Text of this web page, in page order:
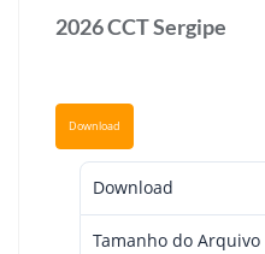
2026 CCT Sergipe
Download
Download
Tamanho do Arquivo